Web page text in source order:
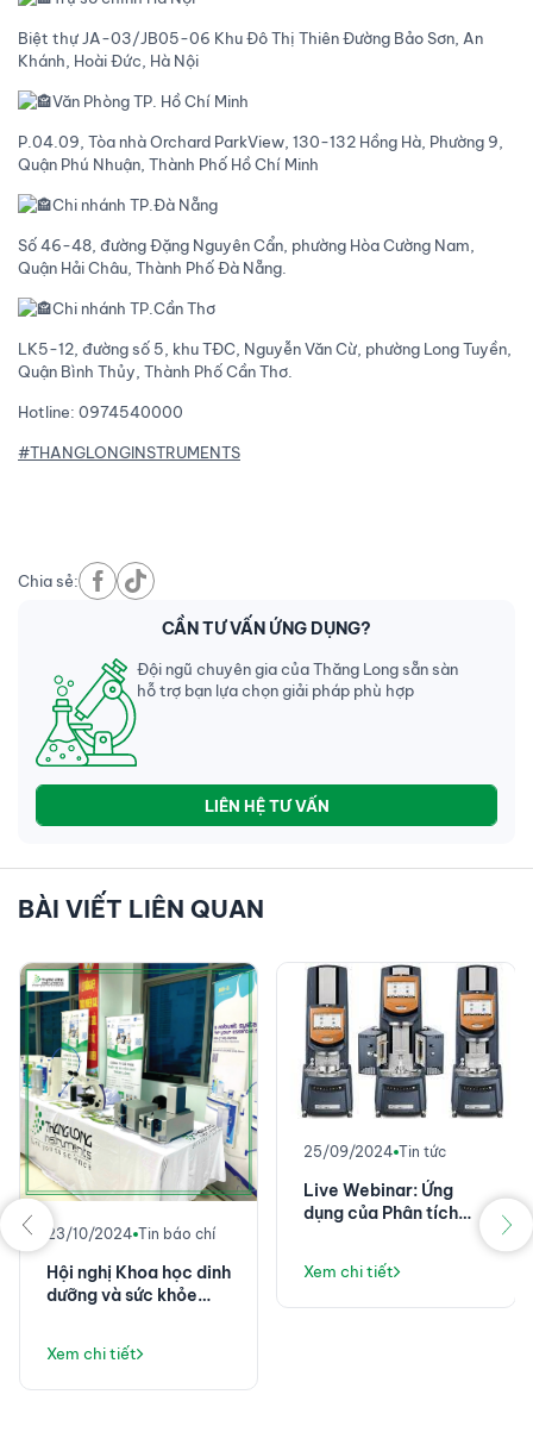
Biệt thự JA-03/JB05-06 Khu Đô Thị Thiên Đường Bảo Sơn, An
Khánh, Hoài Đức, Hà Nội
Văn Phòng TP. Hồ Chí Minh
P.04.09, Tòa nhà Orchard ParkView, 130-132 Hồng Hà, Phường 9,
Quận Phú Nhuận, Thành Phố Hồ Chí Minh
Chi nhánh TP.Đà Nẵng
Số 46-48, đường Đặng Nguyên Cẩn, phường Hòa Cường Nam,
Quận Hải Châu, Thành Phố Đà Nẵng.
Chi nhánh TP.Cần Thơ
LK5-12, đường số 5, khu TĐC, Nguyễn Văn Cừ, phường Long Tuyền,
Quận Bình Thủy, Thành Phố Cần Thơ.
Hotline: 0974540000
#THANGLONGINSTRUMENTS
Chia sẻ:
CẦN TƯ VẤN ỨNG DỤNG?
Đội ngũ chuyên gia của Thăng Long sẵn sàn
hỗ trợ bạn lựa chọn giải pháp phù hợp
LIÊN HỆ TƯ VẤN
BÀI VIẾT LIÊN QUAN
23/10/2024 Tin báo chí
Hội nghị Khoa học dinh
dưỡng và sức khỏe
quân năm 2024
Xem chi tiết
25/09/2024 Tin tức
Live Webinar: Ứng
dụng của Phân tích
nhiệt và lưu biến trong
Công nghiệp điện tử
Xem chi tiết